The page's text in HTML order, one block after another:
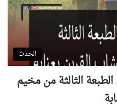
الحدث
الثالثة من مخيم